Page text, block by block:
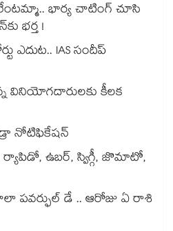
భార్య చాటింగ్ చూసి
భర్త !
ఎదుట.. IAS సందీప్
వినియోగదారులకు కీలక
నోటిఫికేషన్
ర్యాపిడో, ఉబర్, స్విగ్గీ, జొమాటో,
పవర్ఫుల్ డే .. ఆరోజు ఏ రాశి